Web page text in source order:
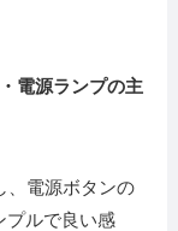
電源ランプの主
、電源ボタンの
プルで良い感